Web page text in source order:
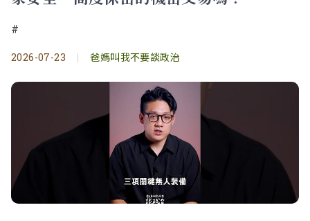
#
2026-07-23 | 爸媽叫我不要談政治